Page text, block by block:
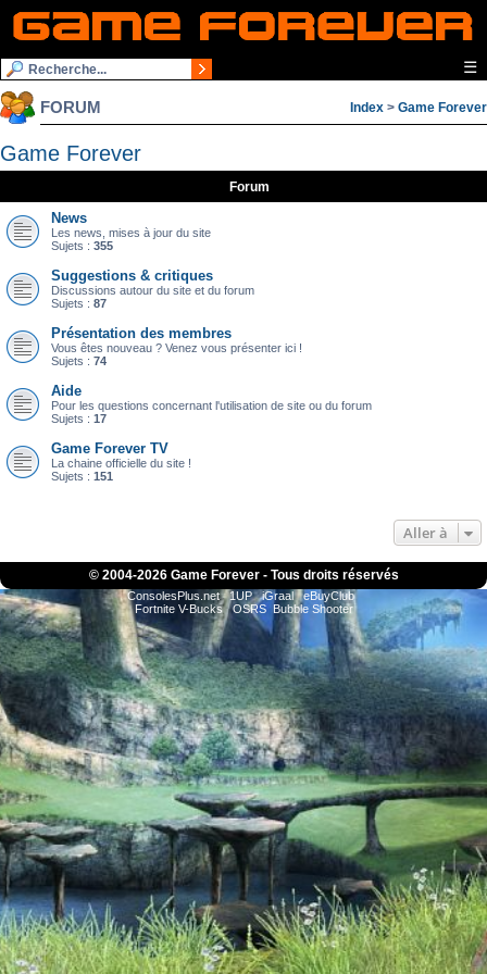
☰
FORUM Index > Game Forever
Game Forever
Forum
News
Les news, mises à jour du site
Sujets : 355
Suggestions & critiques
Discussions autour du site et du forum
Sujets : 87
Présentation des membres
Vous êtes nouveau ? Venez vous présenter ici !
Sujets : 74
Aide
Pour les questions concernant l'utilisation de site ou du forum
Sujets : 17
Game Forever TV
La chaine officielle du site !
Sujets : 151
Aller à
© 2004-2026 Game Forever - Tous droits réservés
ConsolesPlus.net 1UP iGraal
eBuyClub
Fortnite V-Bucks
OSRS Bubble Shooter